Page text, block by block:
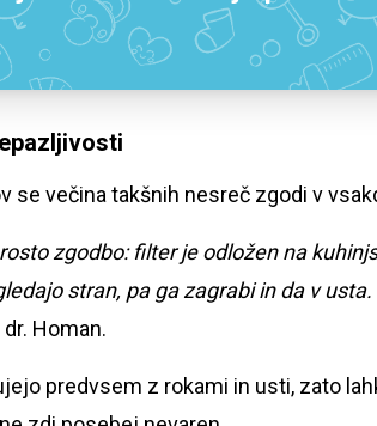
se večina takšnih nesreč zgodi v
zgodbo: filter je odložen na
stran, pa ga zagrabi in da v
Homan.
predvsem z rokami in usti, zato